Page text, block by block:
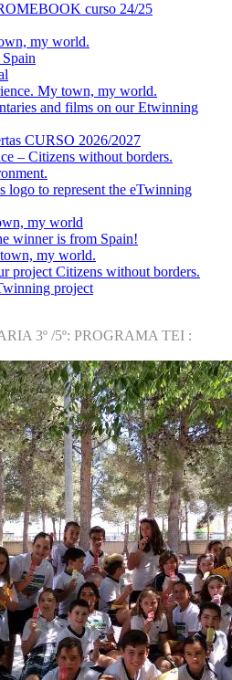
curso 24/25
my world.
My town, my world.
and films on our Etwinning
CURSO 2026/2027
– Citizens without borders.
to represent the eTwinning
my world
winner is from Spain!
my world.
project Citizens without borders.
project
3º /5º: PROGRAMA TEI :